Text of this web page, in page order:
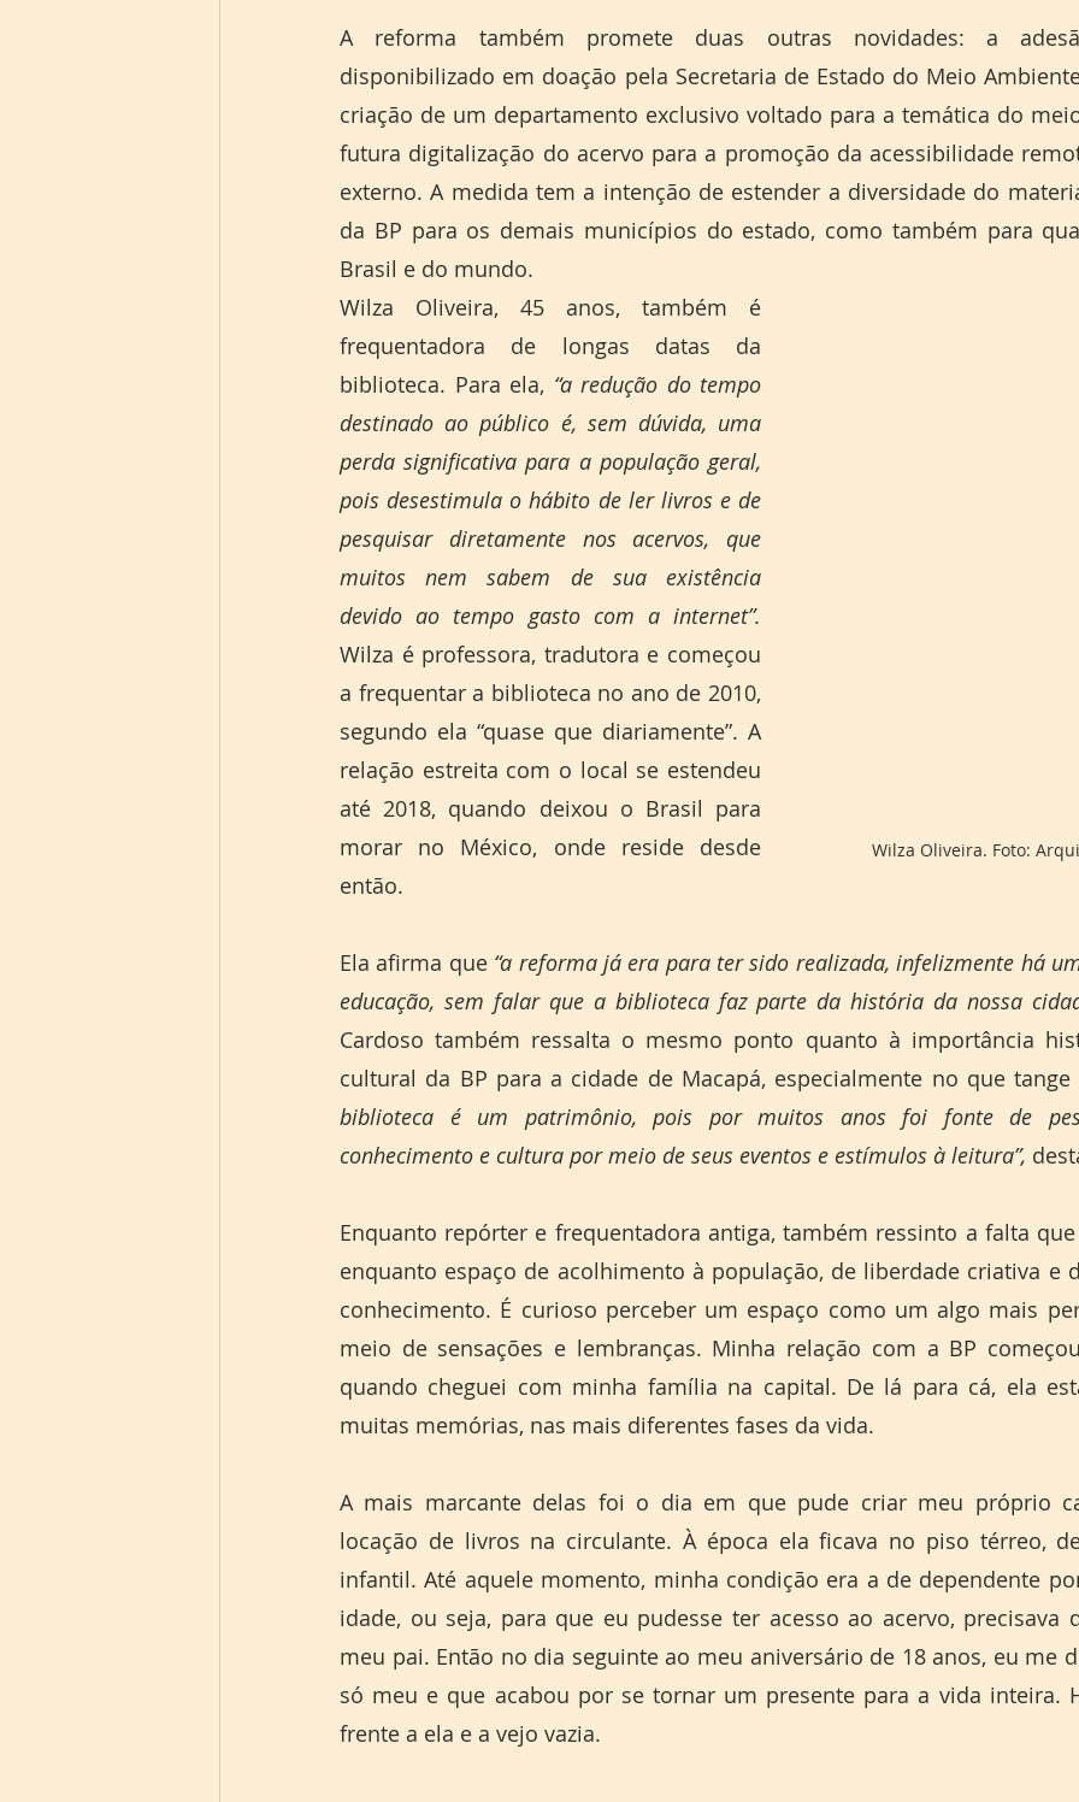
A reforma também promete duas outras novidades: a
disponibilizado em doação pela Secretaria de Estado do Meio
criação de um departamento exclusivo voltado para a temática do
futura digitalização do acervo para a promoção da acessibilidade
externo. A medida tem a intenção de estender a diversidade do
da BP para os demais municípios do estado, como também para
Brasil e do mundo.
Wilza Oliveira. Foto:
Wilza Oliveira, 45 anos, também é
frequentadora de longas datas da
biblioteca. Para ela, “a redução do tempo
destinado ao público é, sem dúvida, uma
perda significativa para a população geral,
pois desestimula o hábito de ler livros e de
pesquisar diretamente nos acervos, que
muitos nem sabem de sua existência
devido ao tempo gasto com a internet”.
Wilza é professora, tradutora e começou
a frequentar a biblioteca no ano de 2010,
segundo ela “quase que diariamente”. A
relação estreita com o local se estendeu
até 2018, quando deixou o Brasil para
morar no México, onde reside desde
então.
Ela afirma que “a reforma já era para ter sido realizada, infelizmente há
educação, sem falar que a biblioteca faz parte da história da nossa
Cardoso também ressalta o mesmo ponto quanto à importância
cultural da BP para a cidade de Macapá, especialmente no que tange
biblioteca é um patrimônio, pois por muitos anos foi fonte de
conhecimento e cultura por meio de seus eventos e estímulos à leitura”,
Enquanto repórter e frequentadora antiga, também ressinto a falta
enquanto espaço de acolhimento à população, de liberdade criativa e
conhecimento. É curioso perceber um espaço como um algo mais
meio de sensações e lembranças. Minha relação com a BP
quando cheguei com minha família na capital. De lá para cá, ela
muitas memórias, nas mais diferentes fases da vida.
A mais marcante delas foi o dia em que pude criar meu próprio
locação de livros na circulante. À época ela ficava no piso térreo,
infantil. Até aquele momento, minha condição era a de dependente
idade, ou seja, para que eu pudesse ter acesso ao acervo, precisava
meu pai. Então no dia seguinte ao meu aniversário de 18 anos, eu me
só meu e que acabou por se tornar um presente para a vida inteira.
frente a ela e a vejo vazia.